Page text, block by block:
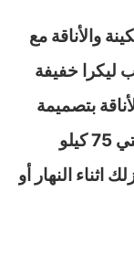
والأناقة مع
خفيفة
بتصميمة
البسيط مناسب لوزن من 50 كيلو وحتي 75 كيلو
اثناء النهار أو